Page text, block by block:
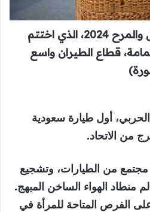
استعرض معرض الرمال والمرح 2024، الذي اختتم
قطاع الطيران واسع
أول طيارة سعودية
من الاتحاد.
مجتمع من الطيارات، وتشجيع
منطاد الهواء الساخن المبهج.
الفرص المتاحة للمرأة في